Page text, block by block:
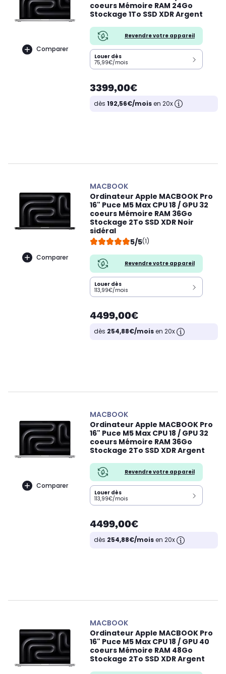
Comparer
coeurs Mémoire RAM 24Go
Stockage 1To SSD XDR Argent
Revendre votre appareil
Louer dès
75,99€/mois
3399,00€
dès 192,56€/moisen 20x
Comparer
MACBOOK
Ordinateur Apple MACBOOK Pro
16" Puce M5 Max CPU 18 / GPU 32
coeurs Mémoire RAM 36Go
Stockage 2To SSD XDR Noir
sidéral
5/5(1)
Revendre votre appareil
Louer dès
113,99€/mois
4499,00€
dès 254,88€/moisen 20x
Comparer
MACBOOK
Ordinateur Apple MACBOOK Pro
16" Puce M5 Max CPU 18 / GPU 32
coeurs Mémoire RAM 36Go
Stockage 2To SSD XDR Argent
Revendre votre appareil
Louer dès
113,99€/mois
4499,00€
dès 254,88€/moisen 20x
MACBOOK
Ordinateur Apple MACBOOK Pro
16" Puce M5 Max CPU 18 / GPU 40
coeurs Mémoire RAM 48Go
Stockage 2To SSD XDR Argent